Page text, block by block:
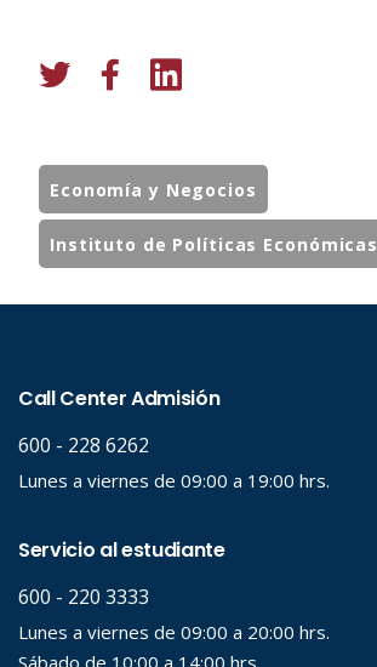
Economía y Negocios
Instituto de Políticas Económicas